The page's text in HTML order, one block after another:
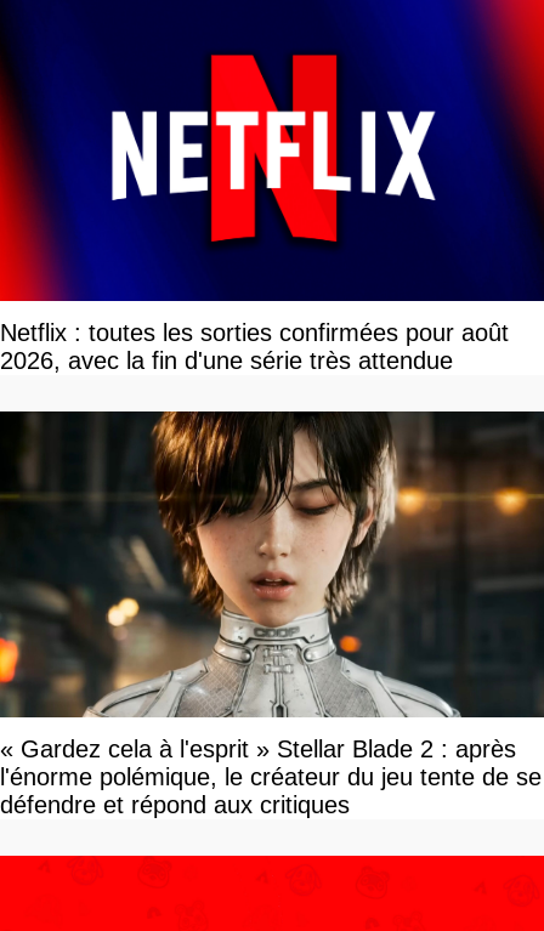
Netflix : toutes les sorties confirmées pour août
2026, avec la fin d'une série très attendue
« Gardez cela à l'esprit » Stellar Blade 2 : après
l'énorme polémique, le créateur du jeu tente de se
défendre et répond aux critiques